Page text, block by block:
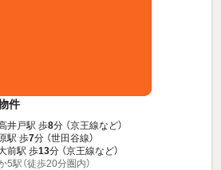
件
井戸駅 歩8分 （京王線など）
駅 歩7分 （世田谷線）
前駅 歩13分 （京王線など）
5駅（徒歩20分圏内）